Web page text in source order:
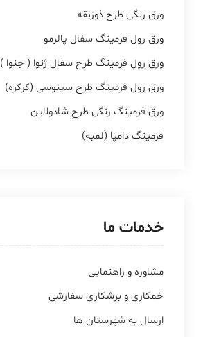
ورق رنگی طرح ذوزنقه
ورق رول فرمینگ سفال پالرمو
ورق رول فرمینگ طرح سفال ژنوا ( جنوا )
ورق رول فرمینگ طرح سینوسی (کرکره)
ورق فرمینگ رنگی طرح شادولاین
فرمینگ دامپا (لمبه)
خدمات ما
مشاوره و راهنمایی
خمکاری و برشکاری سفارشی
ارسال به شهرستان ها